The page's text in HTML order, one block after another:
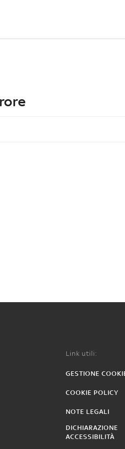
Link utili:
GESTIONE
COOKIE POLICY
NOTE LEGALI
DICHIARAZIONE
ACCESSIBILITÀ